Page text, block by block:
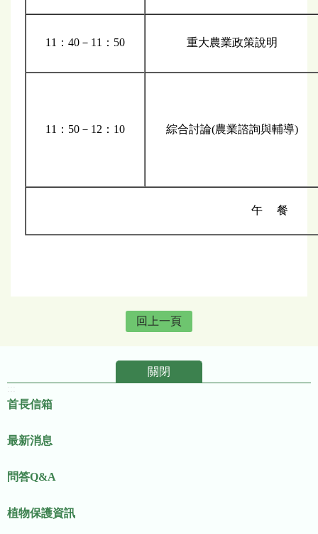
11：40－11：50 重大農業政策說明
11：50－12：10 綜合討論(農業諮詢與輔導)
午 餐
回上一頁
關閉
首長信箱
最新消息
問答Q&A
植物保護資訊